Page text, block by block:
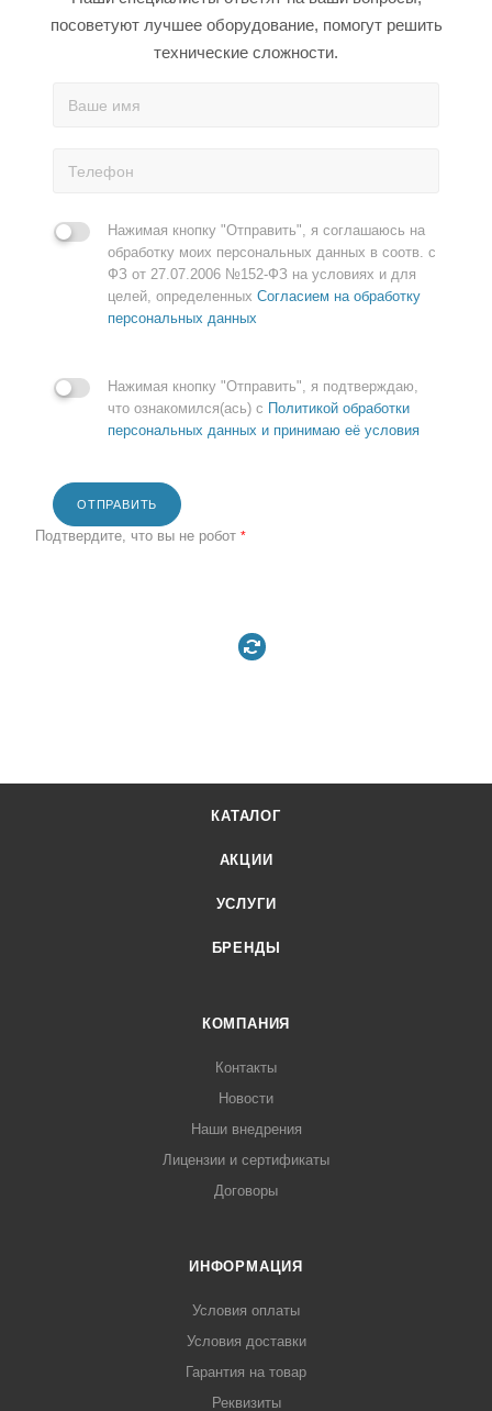
посоветуют лучшее оборудование, помогут решить
технические сложности.
Нажимая кнопку "Отправить", я соглашаюсь на
обработку моих персональных данных в соотв. с
ФЗ от 27.07.2006 №152-ФЗ на условиях и для
целей, определенных Согласием на обработку
персональных данных
Нажимая кнопку "Отправить", я подтверждаю,
что ознакомился(ась) с Политикой обработки
персональных данных и принимаю её условия
ОТПРАВИТЬ
Подтвердите, что вы не робот *
КАТАЛОГ
АКЦИИ
УСЛУГИ
БРЕНДЫ
КОМПАНИЯ
Контакты
Новости
Наши внедрения
Лицензии и сертификаты
Договоры
ИНФОРМАЦИЯ
Условия оплаты
Условия доставки
Гарантия на товар
Реквизиты